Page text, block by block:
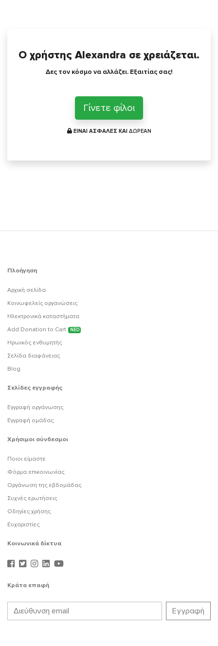
Ο χρήστης Alexandra σε χρειάζεται.
Δες τον κόσμο να αλλάζει. Εξαιτίας σας!
Γίνετε φίλοι
ΕΙΝΑΙ ΑΣΦΑΛΕΣ ΚΑΙ ΔΩΡΕΑΝ
Πλοήγηση
Αρχική σελίδα
Κοινωφελείς οργανώσεις
Ηλεκτρονικά καταστήματα
Add Donation to Cart
ΝΕΟ
Ηρωικός ενθυμητής
Σελίδα διαφάνειας
Blog
Σελίδες εγγραφής
Εγγραφή οργάνωσης
Εγγραφή ομάδας
Χρήσιμοι σύνδεσμοι
Ποιοι είμαστε
Φόρμα επικοινωνίας
Οργάνωση της εβδομάδας
Συχνές ερωτήσεις
Οδηγίες χρήσης
Ευχαριστίες
Κοινωνικά δίκτυα
Κράτα επαφή